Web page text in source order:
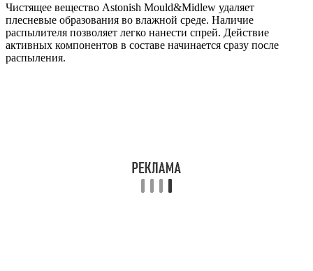
Чистящее вещество Astonish Mould&Midlew удаляет
плесневые образования во влажной среде. Наличие
распылителя позволяет легко нанести спрей. Действие
активных компонентов в составе начинается сразу после
распыления.